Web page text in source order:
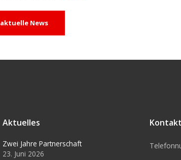
News
Aktuelles
Zwei Jahre Partnerschaft
23. Juni 2026
Kontakt